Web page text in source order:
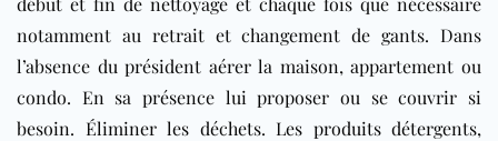
notamment au retrait et changement de gants. Dans
l’absence du président aérer la maison, appartement ou
condo. En sa présence lui proposer ou se couvrir si
besoin. Éliminer les déchets. Les produits détergents,